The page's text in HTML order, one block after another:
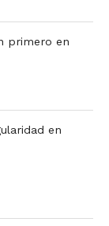
primero en
en